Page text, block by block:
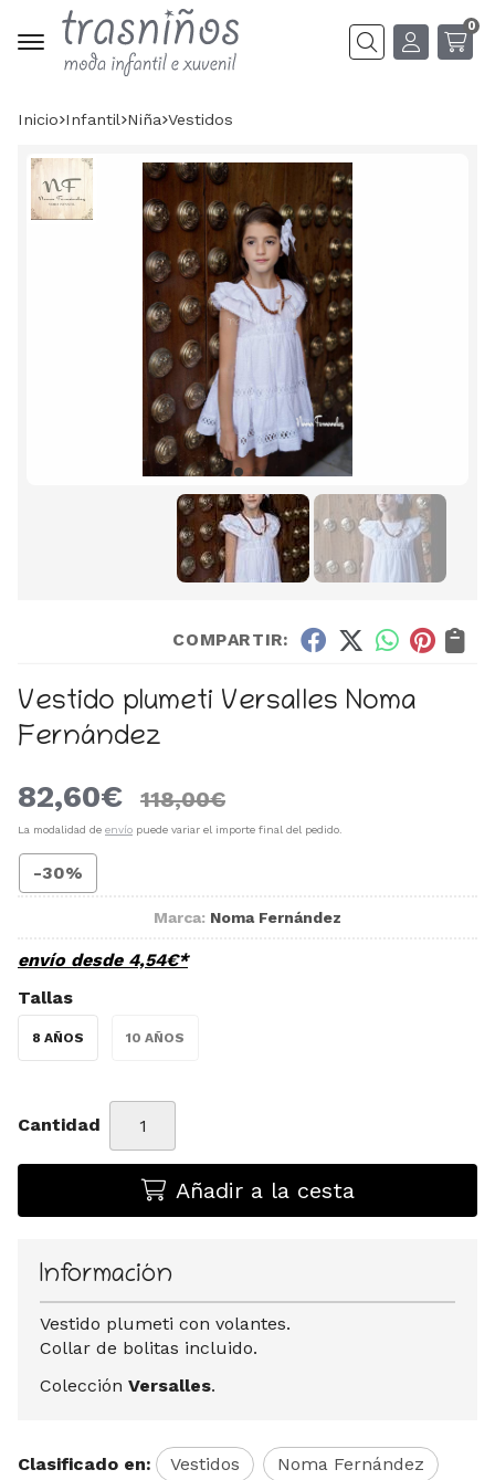
Buscar
0
Inicio infantil niña vestidos
COMPARTIR:
Vestido plumeti Versalles Noma
Fernández
82,60€ 118,00€
La modalidad de envío puede variar el importe final del pedido.
-30%
Marca: Noma Fernández
envío desde 4,54€*
Tallas
8 AÑOS 10 AÑOS
Cantidad
Añadir a la cesta
Información
Vestido plumeti con volantes.
Collar de bolitas incluido.
Colección Versalles.
Clasificado en: Vestidos Noma Fernández